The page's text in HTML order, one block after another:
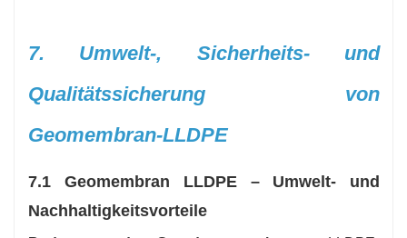
7. Umwelt-, Sicherheits- und
Qualitätssicherung von
Geomembran-LLDPE
7.1 Geomembran LLDPE – Umwelt- und
Nachhaltigkeitsvorteile